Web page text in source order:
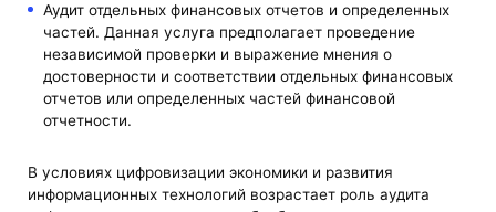
Аудит отдельных финансовых отчетов и определенных
частей. Данная услуга предполагает проведение
независимой проверки и выражение мнения о
достоверности и соответствии отдельных финансовых
отчетов или определенных частей финансовой
отчетности.
В условиях цифровизации экономики и развития
информационных технологий возрастает роль аудита